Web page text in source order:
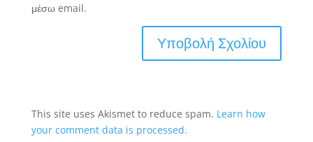
μέσω email.
This site uses Akismet to reduce spam. Learn how
your comment data is processed.